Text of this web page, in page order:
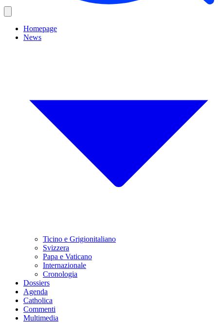
Homepage
News
Ticino e Grigionitaliano
Svizzera
Papa e Vaticano
Internazionale
Cronologia
Dossiers
Agenda
Catholica
Commenti
Multimedia